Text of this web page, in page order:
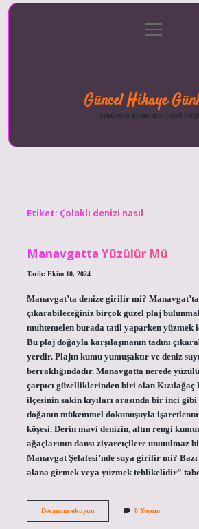
menüyü
aç
Güncel Hikaye
Sektörden ilham alan neşeli
Etiket: Çolaklı denizi nasıl
Manavgatta Yüzülür Mü
Tarih: Ekim 10, 2024
Manavgat’ta denize girilir mi? Manavgat’ta
çıkarabileceğiniz birçok güzel plaj
muhtemelen burada tatil yaparken yüzmek
Bu plaj doğayla karşılaşmanın tadını
yerdir. Plajın kumu yumuşaktır ve deniz
berraklığındadır. Manavgatta nerede
çarpıcı güzelliklerinden biri olan Kızılağaç
ilçesinin sakin kıyıları arasında bir inci gibi
doğanın mükemmel dokunuşuyla
köşesi. Derin mavi denizin, altın rengi
ağaçlarının dansı ziyaretçilere unutulmaz
Manavgat Şelalesi’nde suya girilir mi?
alana girmek veya yüzmek tehlikelidir”
Devamını okuyunManavgatta
8 Yorum